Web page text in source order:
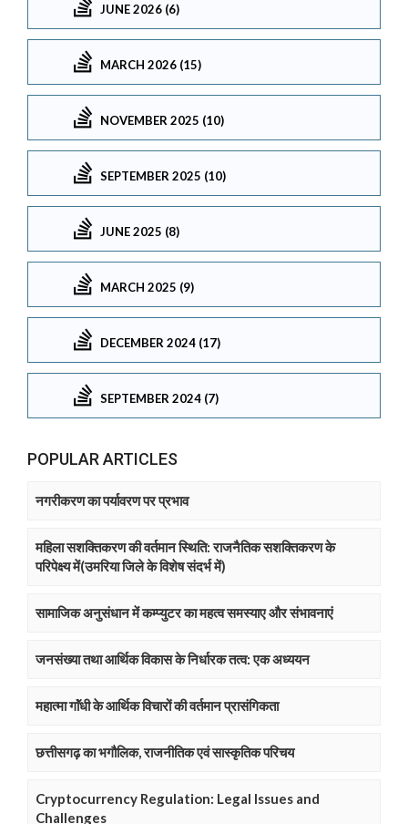
JUNE 2026 (6)
MARCH 2026 (15)
NOVEMBER 2025 (10)
SEPTEMBER 2025 (10)
JUNE 2025 (8)
MARCH 2025 (9)
DECEMBER 2024 (17)
SEPTEMBER 2024 (7)
POPULAR ARTICLES
नगरीकरण का पर्यावरण पर प्रभाव
महिला सशक्तिकरण की वर्तमान स्थिति: राजनैतिक सशक्तिकरण के
परिपेक्ष्य में(उमरिया जिले के विशेष संदर्भ में)
सामाजिक अनुसंधान में कम्प्युटर का महत्व समस्याए और संभावनाएं
जनसंख्या तथा आर्थिक विकास के निर्धारक तत्व: एक अध्ययन
महात्मा गाॅंधी के आर्थिक विचारों की वर्तमान प्रासंगिकता
छत्तीसगढ़ का भगौलिक, राजनीतिक एवं सास्कृतिक परिचय
Cryptocurrency Regulation: Legal Issues and
Challenges